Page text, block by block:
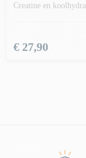
Creatine en
Prijs
€ 27,90